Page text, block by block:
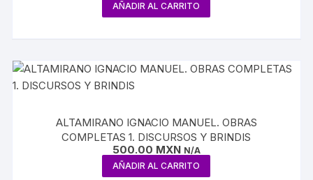
AÑADIR AL CARRITO
ALTAMIRANO IGNACIO MANUEL. OBRAS
COMPLETAS 1. DISCURSOS Y BRINDIS
500.00 MXN N/A
AÑADIR AL CARRITO